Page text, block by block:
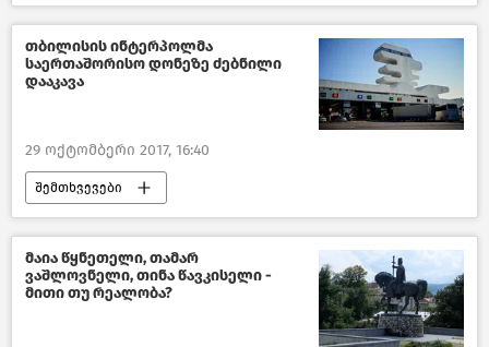
სოციალური სფერო საქართველოში–2018
საქართველო
თბილისის ინტერპოლმა
საერთაშორისო დონეზე ძებნილი
დააკავა
29 ოქტომბერი 2017, 16:40
შემთხვევები
კრიმინალი საქართველოში – 2018
საქართველო
მაია წყნეთელი, თამარ
ვაშლოვნელი, თინა წავკისელი -
მითი თუ რეალობა?